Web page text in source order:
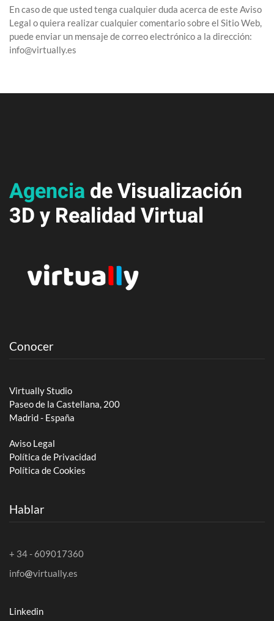
En caso de que usted tenga cualquier duda acerca de este Aviso
Legal o quiera realizar cualquier comentario sobre el Sitio Web,
puede enviar un mensaje de correo electrónico a la dirección:
info@virtually.es
Agencia de Visualización
3D y Realidad Virtual
Conocer
Virtually Studio
Paseo de la Castellana, 200
Madrid - España
Aviso Legal
Política de Privacidad
Política de Cookies
Hablar
+ 34 - 609017360
info
virtually.es
Linkedin